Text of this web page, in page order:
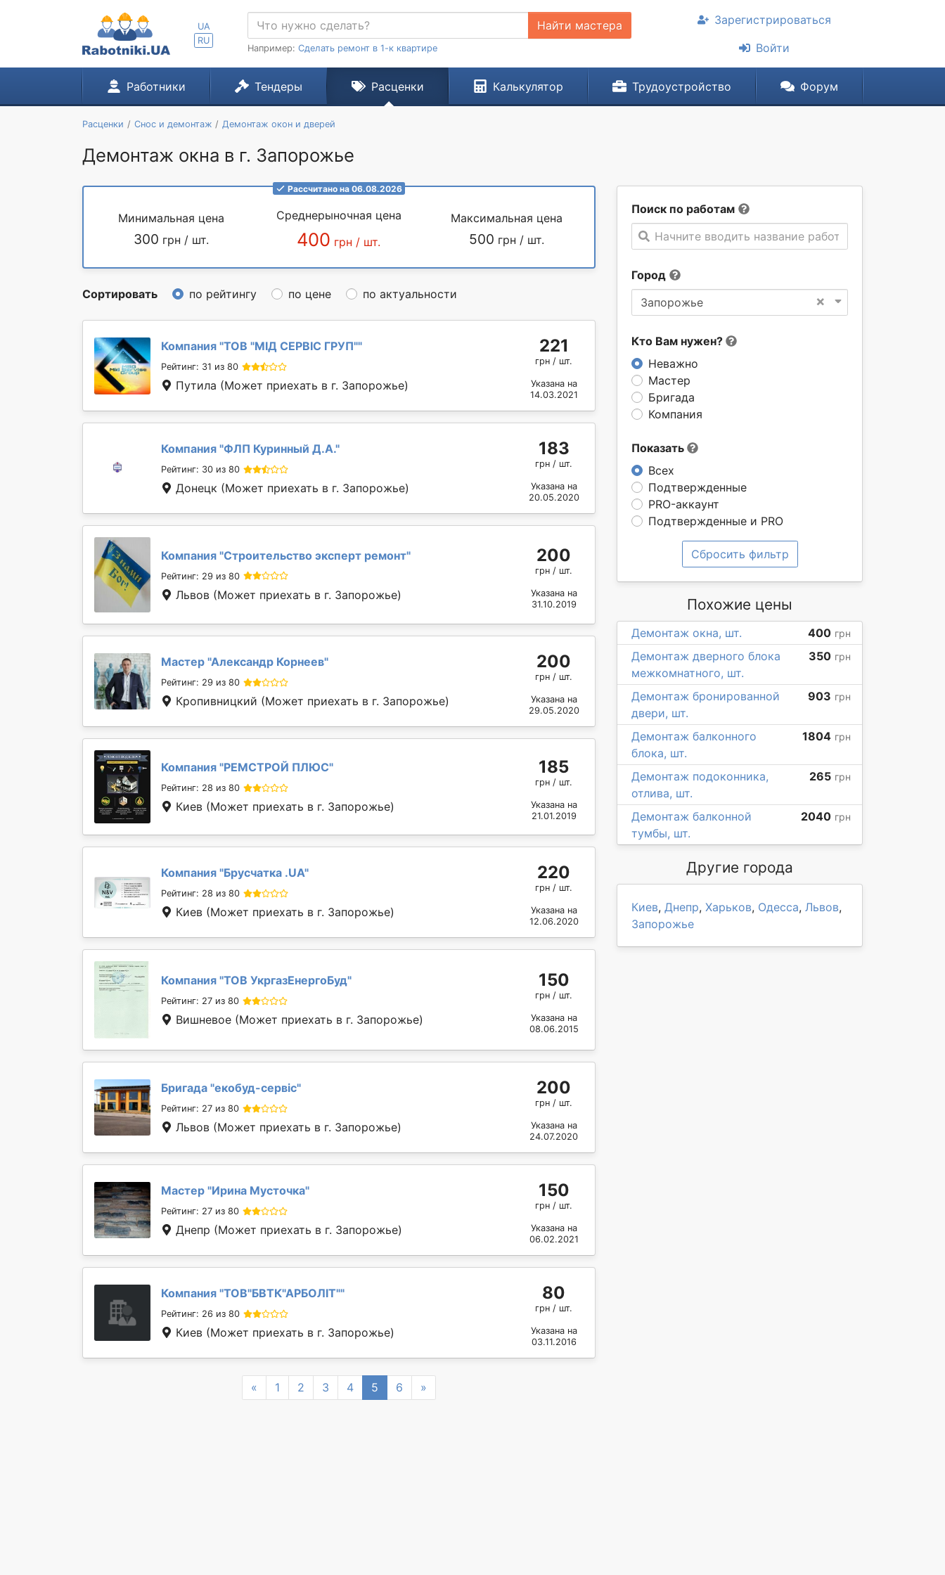
UA
RU
Найти мастера
Например: Сделать ремонт в 1-к квартире
Зарегистрироваться
Войти
Работники Тендеры Расценки Калькулятор Трудоустройство Форум
Расценки Снос и демонтаж Демонтаж окон и дверей
Демонтаж окна в г. Запорожье
Поиск по работам
Начните вводить название работы
Город
×
Запорожье
Кто Вам нужен?
Неважно
Мастер
Бригада
Компания
Показать
Всех
Подтвержденные
PRO-аккаунт
Подтвержденные и PRO
Сбросить фильтр
Рассчитано на 06.08.2026
Минимальная цена
300 грн / шт.
Среднерыночная цена
400 грн / шт.
Максимальная цена
500 грн / шт.
Сортировать по рейтингу по цене по актуальности
Компания "ТОВ "МІД СЕРВІС ГРУП""
Рейтинг: 31 из 80
Путила (Может приехать в г. Запорожье)
221
грн / шт.
Указана на
14.03.2021
Компания "ФЛП Куринный Д.А."
Рейтинг: 30 из 80
Донецк (Может приехать в г. Запорожье)
183
грн / шт.
Указана на
20.05.2020
Компания "Строительство эксперт ремонт"
Рейтинг: 29 из 80
Львов (Может приехать в г. Запорожье)
200
грн / шт.
Указана на
31.10.2019
Мастер "Александр Корнеев"
Рейтинг: 29 из 80
Кропивницкий (Может приехать в г. Запорожье)
200
грн / шт.
Указана на
29.05.2020
Компания "РЕМСТРОЙ ПЛЮС"
Рейтинг: 28 из 80
Киев (Может приехать в г. Запорожье)
185
грн / шт.
Указана на
21.01.2019
Компания "Брусчатка .UA"
Рейтинг: 28 из 80
Киев (Может приехать в г. Запорожье)
220
грн / шт.
Указана на
12.06.2020
Компания "ТОВ УкргазЕнергоБуд"
Рейтинг: 27 из 80
Вишневое (Может приехать в г. Запорожье)
150
грн / шт.
Указана на
08.06.2015
Бригада "екобуд-сервіс"
Рейтинг: 27 из 80
Львов (Может приехать в г. Запорожье)
200
грн / шт.
Указана на
24.07.2020
Мастер "Ирина Мусточка"
Рейтинг: 27 из 80
Днепр (Может приехать в г. Запорожье)
150
грн / шт.
Указана на
06.02.2021
Компания "ТОВ"БВТК"АРБОЛІТ""
Рейтинг: 26 из 80
Киев (Может приехать в г. Запорожье)
80
грн / шт.
Указана на
03.11.2016
« Previous
1 2 3 4 5 6 »
Похожие цены
Демонтаж окна, шт. 400 грн
Демонтаж дверного блока
межкомнатного, шт.
350 грн
Демонтаж бронированной
двери, шт.
903 грн
Демонтаж балконного
блока, шт.
1804 грн
Демонтаж подоконника,
отлива, шт.
265 грн
Демонтаж балконной
тумбы, шт.
2040 грн
Другие города
Киев, Днепр, Харьков, Одесса, Львов,
Запорожье